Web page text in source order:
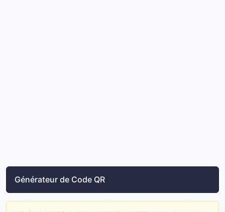
Générateur de Code QR